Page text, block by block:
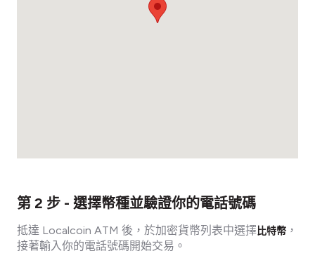
第 2 步 - 選擇幣種並驗證你的電話號碼
抵達 Localcoin ATM 後，於加密貨幣列表中選擇比特幣 ，
接著輸入你的電話號碼開始交易。